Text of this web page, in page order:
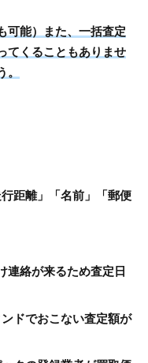
可能）また、一括査定
てくることもありませ
距離」「名前」「郵便
連絡が来るため査定日
ドでおこない査定額が